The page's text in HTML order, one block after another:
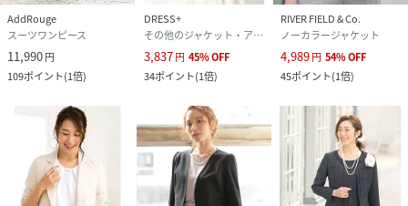
洗濯ができる
・漂白不可
・日陰でのつり干し乾燥が良い
・底面温度150℃を限度としてアイロン仕上げが
できる（当て布使用）
・非常に弱いウェットクリーニング処理ができ
る
品番
NN8063_j7026
j7026-003-005 NN8063
AddRouge
スーツワンピース
11,990円
109ポイント(1倍)
DRESS+
その他のジャケット・アウター
3,837円 45%OFF
34ポイント(1倍)
RIVER FIELD & Co.
ノーカラージャケット
4,989円 54%OFF
45ポイント(1倍)